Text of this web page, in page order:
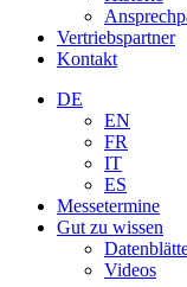
Vertriebspartner
Kontakt
DE
EN
FR
IT
ES
Messetermine
Gut zu wissen
Videos